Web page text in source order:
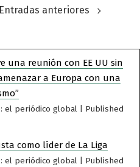
Entradas anteriores
una reunión con EE UU sin
a Europa con una
el periódico global
Published
como líder de La Liga
el periódico global
Published